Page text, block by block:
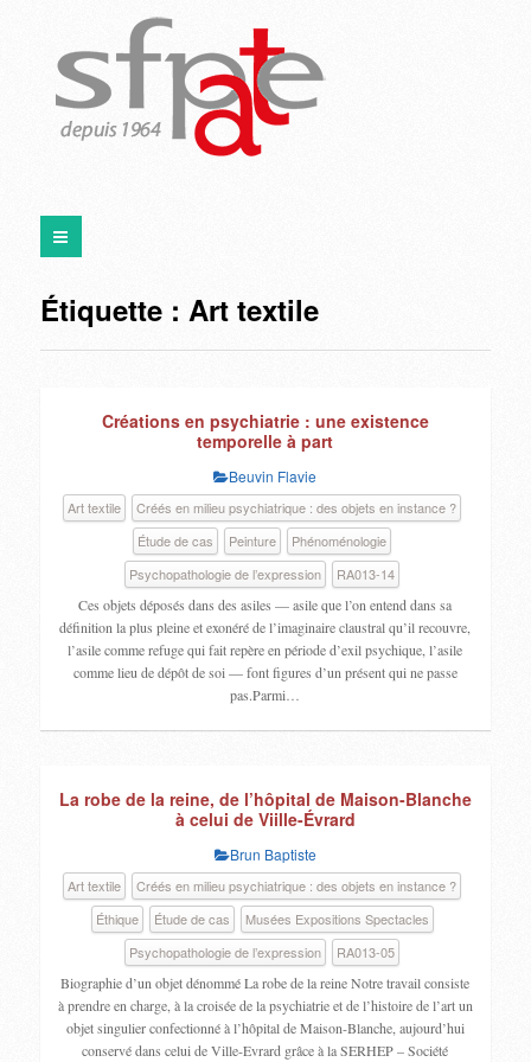
Étiquette : Art textile
Créations en psychiatrie : une existence
temporelle à part
Beuvin Flavie
Art textile
Créés en milieu psychiatrique : des objets en instance ?
Étude de cas
Peinture
Phénoménologie
Psychopathologie de l’expression
RA013-14
Ces objets déposés dans des asiles — asile que l’on entend dans sa
définition la plus pleine et exonéré de l’imaginaire claustral qu’il recouvre,
l’asile comme refuge qui fait repère en période d’exil psychique, l’asile
comme lieu de dépôt de soi — font figures d’un présent qui ne passe
pas.Parmi…
La robe de la reine, de l’hôpital de Maison-Blanche
à celui de Viille-Évrard
Brun Baptiste
Art textile
Créés en milieu psychiatrique : des objets en instance ?
Éthique
Étude de cas
Musées Expositions Spectacles
Psychopathologie de l’expression
RA013-05
Biographie d’un objet dénommé La robe de la reine Notre travail consiste
à prendre en charge, à la croisée de la psychiatrie et de l’histoire de l’art un
objet singulier confectionné à l’hôpital de Maison-Blanche, aujourd’hui
conservé dans celui de Ville-Evrard grâce à la SERHEP – Société